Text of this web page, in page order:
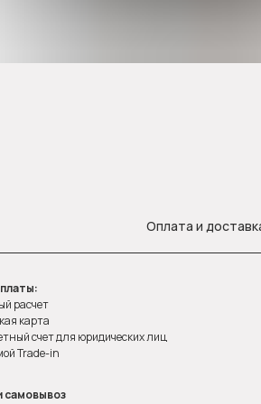
Оплата и
расчет
карта
счет для юридических лиц
Trade-in
самовывоз